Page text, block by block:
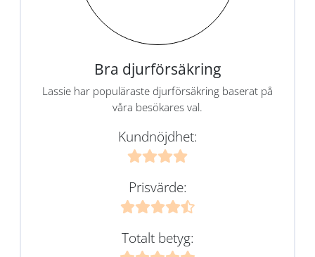
Bra djurförsäkring
Lassie har populäraste djurförsäkring baserat på
våra besökares val.
Kundnöjdhet:
Prisvärde:
Totalt betyg: